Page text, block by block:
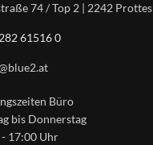
74 / Top 2 | 2242 Prottes
61516 0
Büro
bis Donnerstag
17:00 Uhr